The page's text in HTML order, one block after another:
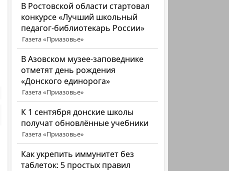
В Ростовской области стартовал
конкурсе «Лучший школьный
педагог-библиотекарь России»
Газета «Приазовье»
В Азовском музее-заповеднике
отметят день рождения
«Донского единорога»
Газета «Приазовье»
К 1 сентября донские школы
получат обновлённые учебники
Газета «Приазовье»
Как укрепить иммунитет без
таблеток: 5 простых правил